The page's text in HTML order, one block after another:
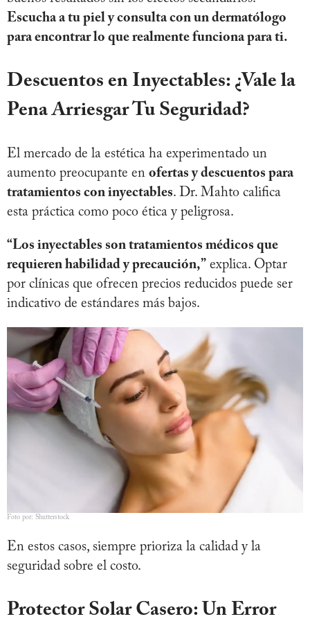
Escucha a tu piel y consulta con un dermatólogo
para encontrar lo que realmente funciona para ti.
Descuentos en Inyectables: ¿Vale la
Pena Arriesgar Tu Seguridad?
El mercado de la estética ha experimentado un
aumento preocupante en ofertas y descuentos para
tratamientos con inyectables. Dr. Mahto califica
esta práctica como poco ética y peligrosa.
“Los inyectables son tratamientos médicos que
requieren habilidad y precaución,” explica. Optar
por clínicas que ofrecen precios reducidos puede ser
indicativo de estándares más bajos.
Foto por: Shutterstock
En estos casos, siempre prioriza la calidad y la
seguridad sobre el costo.
Protector Solar Casero: Un Error